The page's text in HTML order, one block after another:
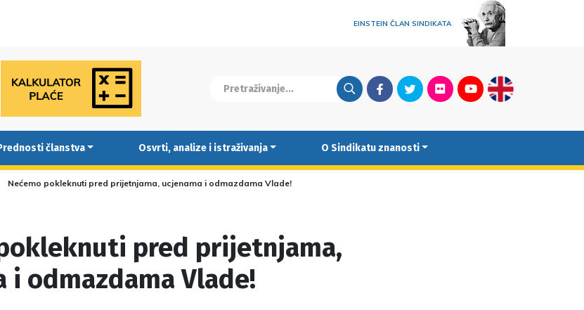
EINSTEIN ČLAN SINDIKATA
FacebookTwitterFlickrYoutubeEnglish
članstva Osvrti, analize i istraživanja O Sindikatu znanosti
Nećemo pokleknuti pred prijetnjama, ucjenama i odmazdama Vlade!
pred prijetnjama,
i odmazdama Vlade!